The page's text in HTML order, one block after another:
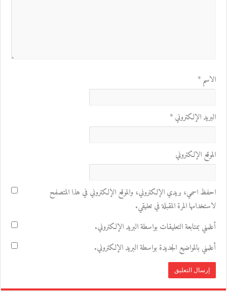
الاسم*
البريد الإلكتروني*
الموقع الإلكتروني
احفظ اسمي، بريدي الإلكتروني، والموقع الإلكتروني في هذا المتصفح
لاستخدامها المرة المقبلة في تعليقي.
أعلمني بمتابعة التعليقات بواسطة البريد الإلكتروني.
أعلمني بالمواضيع الجديدة بواسطة البريد الإلكتروني.